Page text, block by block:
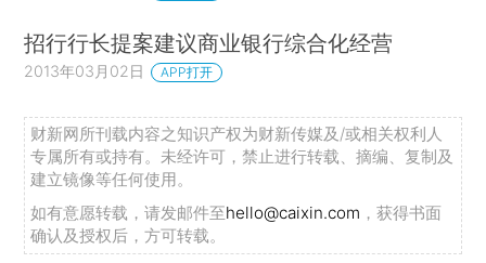
招行行长提案建议商业银行综合化经营
2013年03月02日 APP打开
财新网所刊载内容之知识产权为财新传媒及/或相关权利人
专属所有或持有。未经许可，禁止进行转载、摘编、复制及
建立镜像等任何使用。
如有意愿转载，请发邮件至hello@caixin.com ，获得书面
确认及授权后，方可转载。